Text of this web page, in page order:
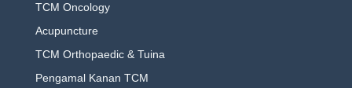
TCM Oncology
Acupuncture
TCM Orthopaedic & Tuina
Pengamal Kanan TCM